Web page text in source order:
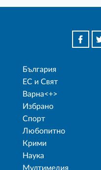
България
ЕС и Свят
Варна<+>
Избрано
Спорт
Любопитно
Крими
Наука
Мултимедия